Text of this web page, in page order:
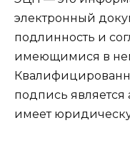
электронный
подлинность и
имеющимися в
подпись
имеет